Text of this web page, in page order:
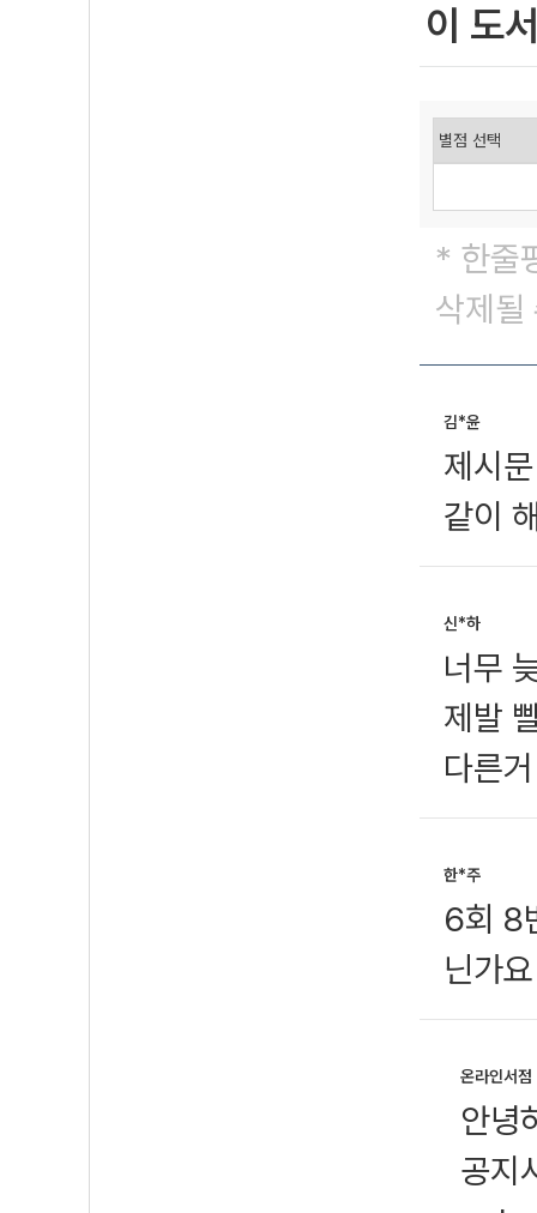
이 도
* 한줄
삭제될
김*윤
제시
같이
신*하
너무
제발
다른
한*주
6회 8
닌가요
온라인서점
안녕
공지